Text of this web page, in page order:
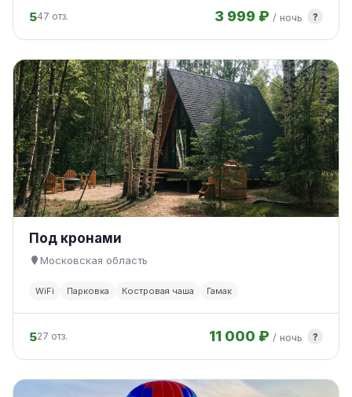
547 отз. 3 999 ₽ / ночь ?
Под кронами
Московская область
WiFi Парковка Костровая чаша Гамак
527 отз. 11 000 ₽ / ночь ?